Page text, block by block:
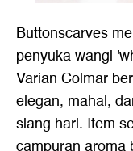
Buttonscarves
penyuka wangi
Varian Colmar
elegan, mahal,
siang hari. Item